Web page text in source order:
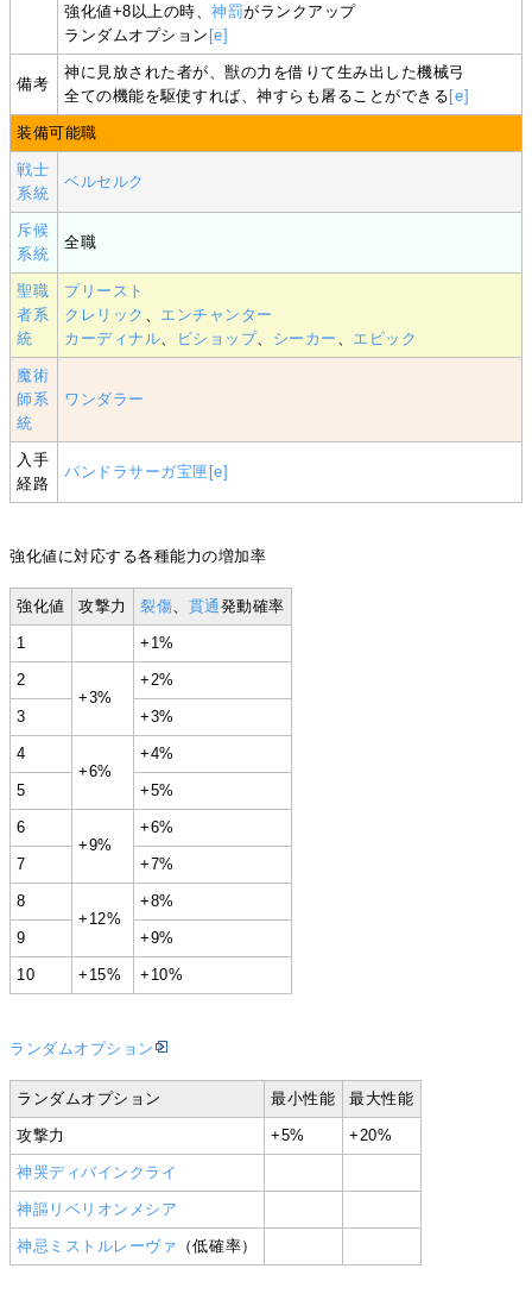
強化値+8以上の時、神罰がランクアップ
ランダムオプション [e]
備考
神に見放された者が、獣の力を借りて生み出した機械弓
全ての機能を駆使すれば、神すらも屠ることができる[e]
装備可能職
戦士
系統
ベルセルク
斥候
系統
全職
聖職
者系
統
プリースト
クレリック
エンチャンター
カーディナル
ビショップ、 シーカー エピック
魔術
師系
統
ワンダラー
入手
経路
パンドラサーガ宝匣 [e]
強化値に対応する各種能力の増加率
強化値 攻撃力 裂傷 貫通発動確率
1 +1%
2
+3%
+2%
3 +3%
4
+6%
+4%
5 +5%
6
+9%
+6%
7 +7%
8
+12%
+8%
9 +9%
10 +15% +10%
ランダムオプション
ランダムオプション 最小性能 最大性能
攻撃力 +5% +20%
神哭ディバインクライ
神謳リベリオンメシア
神忌ミストルレーヴァ （低確率）